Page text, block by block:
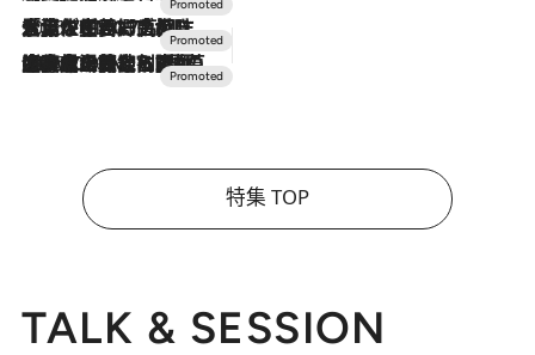
2026.7.17
「土佐和ハーブかき氷」がOMO7高知に登場！生姜、山椒、大葉など目にも舌にも涼を呼ぶ郷土の味
2026.7.10
NEW OPEN！【界 草津】名湯の地に誕生。趣の異なる2種の温泉と上州ならではの会席・蕎麦割烹など美食を味わう究極の癒やし旅
特集 TOP
TALK & SESSION